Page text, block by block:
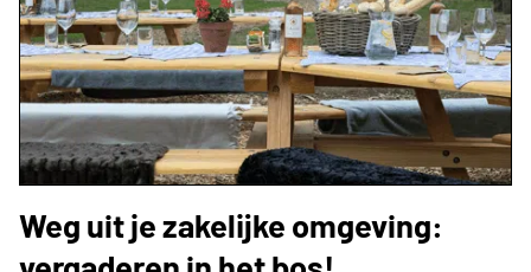
Weg uit je zakelijke omgeving: